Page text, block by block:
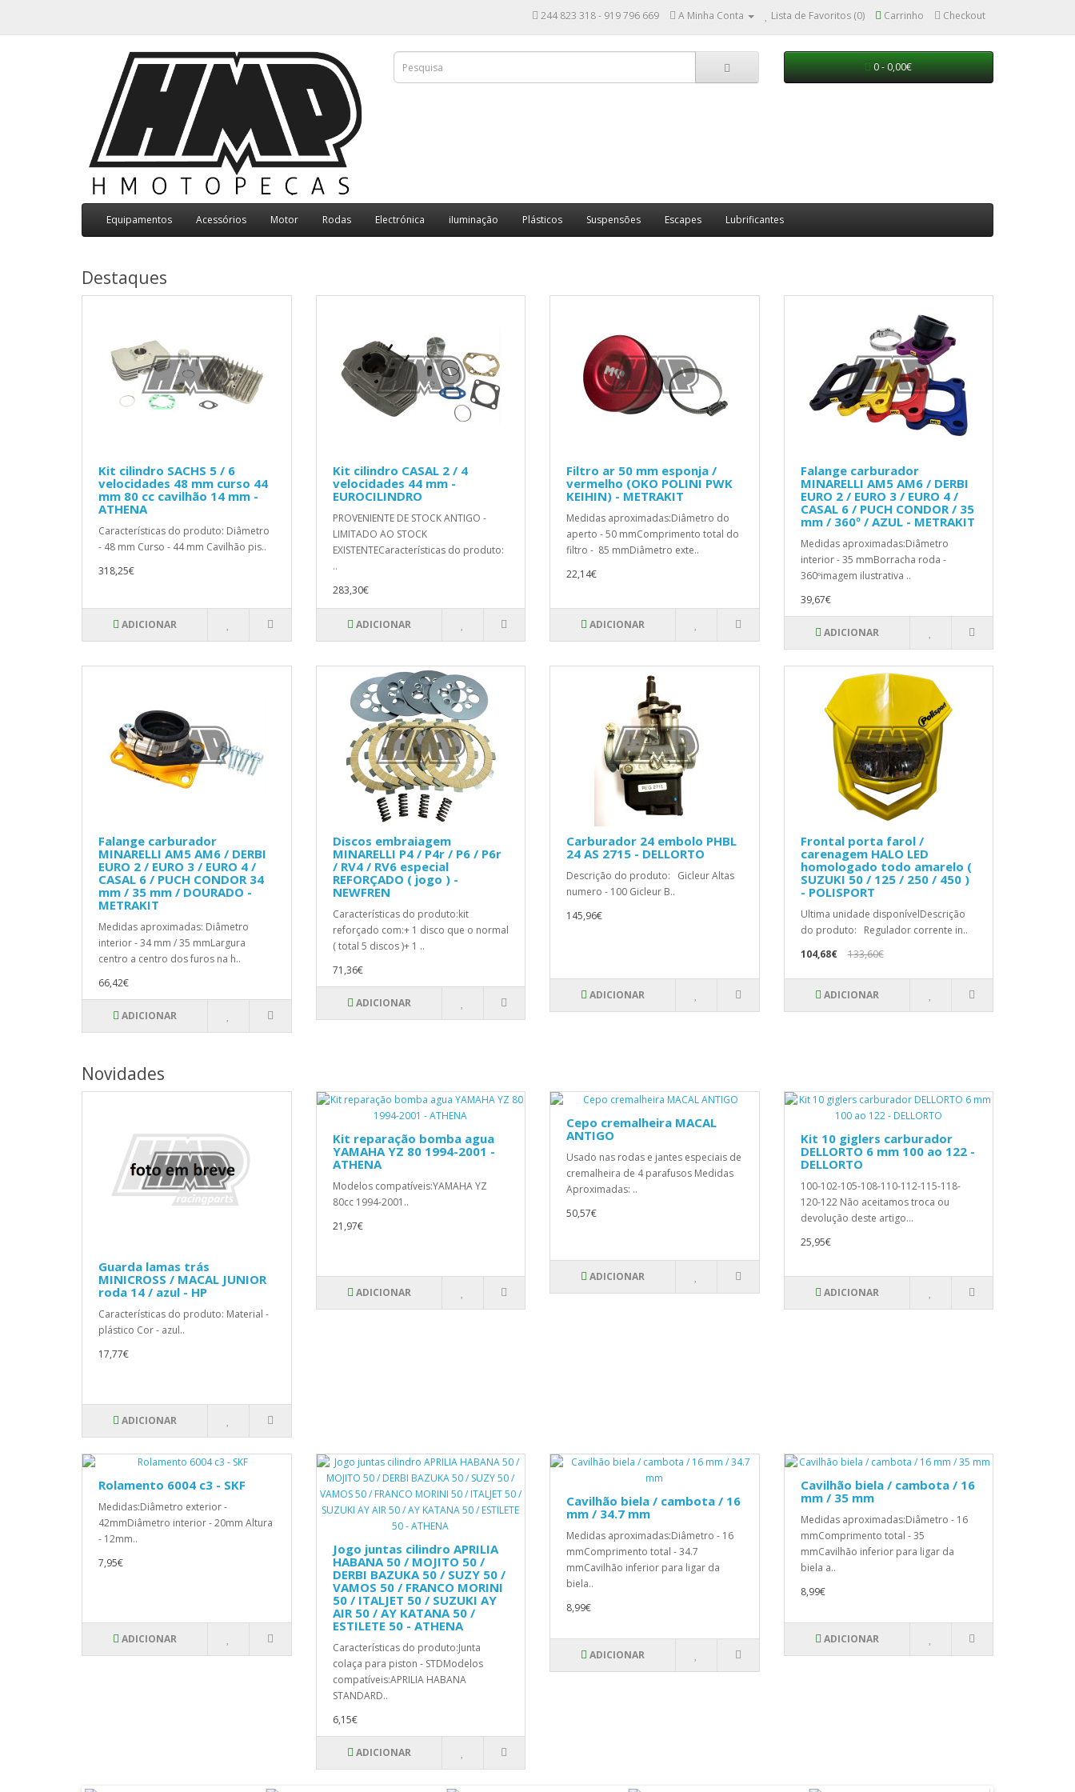
244 823 318 - 919 796 669 A Minha Conta Lista de Favoritos (0) Carrinho Checkout
0 - 0,00€
Equipamentos Acessórios Motor Rodas Electrónica iIuminação Plásticos Suspensões Escapes Lubrificantes
Destaques
Kit cilindro SACHS 5 / 6
velocidades 48 mm curso 44
mm 80 cc cavilhão 14 mm -
ATHENA
Características do produto: Diâmetro
- 48 mm Curso - 44 mm Cavilhão pis..
318,25€
ADICIONAR
Kit cilindro CASAL 2 / 4
velocidades 44 mm -
EUROCILINDRO
PROVENIENTE DE STOCK ANTIGO -
LIMITADO AO STOCK
EXISTENTECaracterísticas do produto:
..
283,30€
ADICIONAR
Filtro ar 50 mm esponja /
vermelho (OKO POLINI PWK
KEIHIN) - METRAKIT
Medidas aproximadas:Diâmetro do
aperto - 50 mmComprimento total do
filtro - 85 mmDiâmetro exte..
22,14€
ADICIONAR
Falange carburador
MINARELLI AM5 AM6 / DERBI
EURO 2 / EURO 3 / EURO 4 /
CASAL 6 / PUCH CONDOR / 35
mm / 360º / AZUL - METRAKIT
Medidas aproximadas:Diâmetro
interior - 35 mmBorracha roda -
360ºimagem ilustrativa ..
39,67€
ADICIONAR
Falange carburador
MINARELLI AM5 AM6 / DERBI
EURO 2 / EURO 3 / EURO 4 /
CASAL 6 / PUCH CONDOR 34
mm / 35 mm / DOURADO -
METRAKIT
Medidas aproximadas: Diâmetro
interior - 34 mm / 35 mmLargura
centro a centro dos furos na h..
66,42€
ADICIONAR
Discos embraiagem
MINARELLI P4 / P4r / P6 / P6r
/ RV4 / RV6 especial
REFORÇADO ( jogo ) -
NEWFREN
Características do produto:kit
reforçado com:+ 1 disco que o normal
( total 5 discos )+ 1 ..
71,36€
ADICIONAR
Carburador 24 embolo PHBL
24 AS 2715 - DELLORTO
Descrição do produto: Gicleur Altas
numero - 100 Gicleur B..
145,96€
ADICIONAR
Frontal porta farol /
carenagem HALO LED
homologado todo amarelo (
SUZUKI 50 / 125 / 250 / 450 )
- POLISPORT
Ultima unidade disponívelDescrição
do produto: Regulador corrente in..
104,68€
133,60€
ADICIONAR
Novidades
Guarda lamas trás
MINICROSS / MACAL JUNIOR
roda 14 / azul - HP
Características do produto: Material -
plástico Cor - azul..
17,77€
ADICIONAR
Kit reparação bomba agua
YAMAHA YZ 80 1994-2001 -
ATHENA
Modelos compatíveis:YAMAHA YZ
80cc 1994-2001..
21,97€
ADICIONAR
Cepo cremalheira MACAL
ANTIGO
Usado nas rodas e jantes especiais de
cremalheira de 4 parafusos Medidas
Aproximadas: ..
50,57€
ADICIONAR
Kit 10 giglers carburador
DELLORTO 6 mm 100 ao 122 -
DELLORTO
100-102-105-108-110-112-115-118-
120-122 Não aceitamos troca ou
devolução deste artigo...
25,95€
ADICIONAR
Rolamento 6004 c3 - SKF
Medidas:Diâmetro exterior -
42mmDiâmetro interior - 20mm Altura
- 12mm..
7,95€
ADICIONAR
Jogo juntas cilindro APRILIA
HABANA 50 / MOJITO 50 /
DERBI BAZUKA 50 / SUZY 50 /
VAMOS 50 / FRANCO MORINI
50 / ITALJET 50 / SUZUKI AY
AIR 50 / AY KATANA 50 /
ESTILETE 50 - ATHENA
Características do produto:Junta
colaça para piston - STDModelos
compatíveis:APRILIA HABANA
STANDARD..
6,15€
ADICIONAR
Cavilhão biela / cambota / 16
mm / 34.7 mm
Medidas aproximadas:Diâmetro - 16
mmComprimento total - 34.7
mmCavilhão inferior para ligar da
biela..
8,99€
ADICIONAR
Cavilhão biela / cambota / 16
mm / 35 mm
Medidas aproximadas:Diâmetro - 16
mmComprimento total - 35
mmCavilhão inferior para ligar da
biela a..
8,99€
ADICIONAR